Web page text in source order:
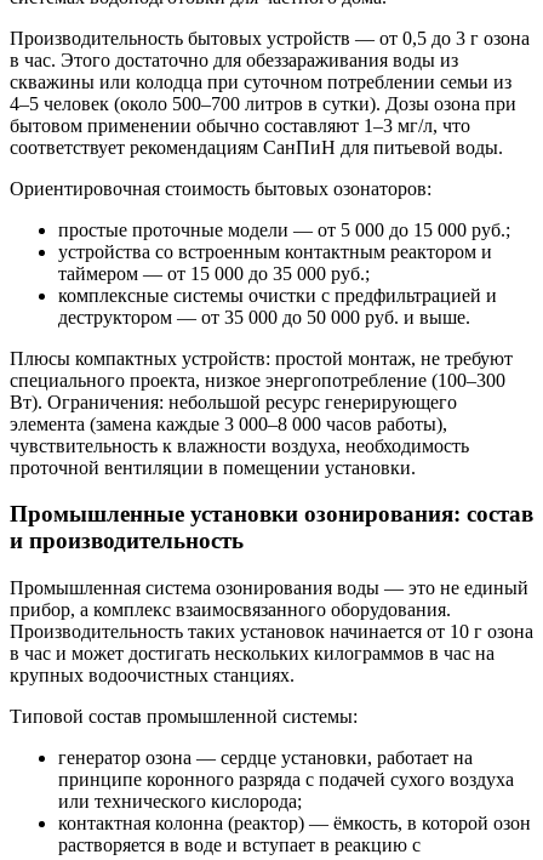
Производительность бытовых устройств — от 0,5 до 3 г озона
в час. Этого достаточно для обеззараживания воды из
скважины или колодца при суточном потреблении семьи из
4–5 человек (около 500–700 литров в сутки). Дозы озона при
бытовом применении обычно составляют 1–3 мг/л, что
соответствует рекомендациям СанПиН для питьевой воды.
Ориентировочная стоимость бытовых озонаторов:
простые проточные модели — от 5 000 до 15 000 руб.;
устройства со встроенным контактным реактором и
таймером — от 15 000 до 35 000 руб.;
комплексные системы очистки с предфильтрацией и
деструктором — от 35 000 до 50 000 руб. и выше.
Плюсы компактных устройств: простой монтаж, не требуют
специального проекта, низкое энергопотребление (100–300
Вт). Ограничения: небольшой ресурс генерирующего
элемента (замена каждые 3 000–8 000 часов работы),
чувствительность к влажности воздуха, необходимость
проточной вентиляции в помещении установки.
Промышленные установки озонирования: состав
и производительность
Промышленная система озонирования воды — это не единый
прибор, а комплекс взаимосвязанного оборудования.
Производительность таких установок начинается от 10 г озона
в час и может достигать нескольких килограммов в час на
крупных водоочистных станциях.
Типовой состав промышленной системы:
генератор озона — сердце установки, работает на
принципе коронного разряда с подачей сухого воздуха
или технического кислорода;
контактная колонна (реактор) — ёмкость, в которой озон
растворяется в воде и вступает в реакцию с